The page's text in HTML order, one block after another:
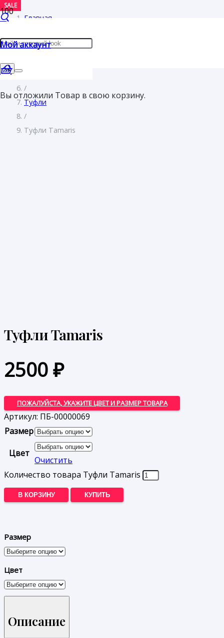
Мой аккаунт
Вы отложили Товар в свою корзину.
Главная
Женщинам
/
Туфли
/
Туфли Tamaris
Туфли Tamaris
2500₽
ПОЖАЛУЙСТА, УКАЖИТЕ ЦВЕТ И РАЗМЕР ТОВАРА
Артикул: ПБ-00000069
Размер
Цвет
Очистить
Количество товара Туфли Tamaris
В КОРЗИНУ КУПИТЬ
Размер
Цвет
Описание
SALE
SALE
SALE
SALE